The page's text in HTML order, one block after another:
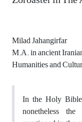
Milad Jahangirfar
M.A. in ancient
Humanities and
In the Holy
nonetheless